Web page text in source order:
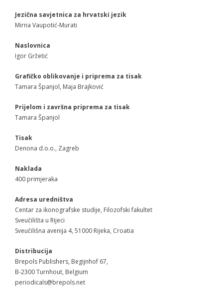
- - Galerija 2007
- - Organizatori 2008
- - Sudionici 2008
- - Galerija 2008
- Skup 2009
- - Sudionici 2009
- - Program 2009
- - Galerija 2009
- - Organizatori 2010
- - Sudionici 2010
Jezična savjetnica za hrvatski jezik
Mirna Vaupotić-Murati
Naslovnica
Igor Gržetić
Grafičko oblikovanje i priprema za tisak
Tamara Španjol, Maja Brajković
Prijelom i završna priprema za tisak
Tamara Španjol
Tisak
Denona d.o.o., Zagreb
Naklada
400 primjeraka
Adresa uredništva
Centar za ikonografske studije, Filozofski fakultet
Sveučilišta u Rijeci
Sveučilišna avenija 4, 51000 Rijeka, Croatia
Distribucija
Brepols Publishers, Begijnhof 67,
B-2300 Turnhout, Belgium
periodicals@brepols.net